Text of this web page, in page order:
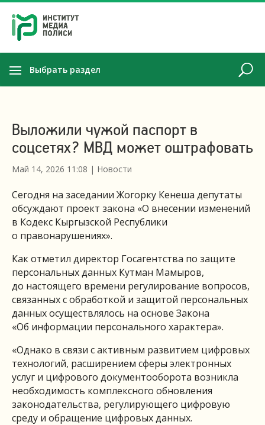
Выбрать раздел
Выложили чужой паспорт в
соцсетях? МВД может оштрафовать
Май 14, 2026 11:08 | Новости
Сегодня на заседании Жогорку Кенеша депутаты
обсуждают проект закона «О внесении изменений
в Кодекс Кыргызской Республики
о правонарушениях».
Как отметил директор Госагентства по защите
персональных данных Кутман Мамыров,
до настоящего времени регулирование вопросов,
связанных с обработкой и защитой персональных
данных осуществлялось на основе Закона
«Об информации персонального характера».
«Однако в связи с активным развитием цифровых
технологий, расширением сферы электронных
услуг и цифрового документооборота возникла
необходимость комплексного обновления
законодательства, регулирующего цифровую
среду и обращение цифровых данных.